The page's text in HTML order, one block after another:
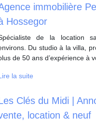
immobilière
Hossegor
de la location
Du studio à la villa,
de 50 ans d’expérience à
la suite
Clés du Midi |
location & neuf